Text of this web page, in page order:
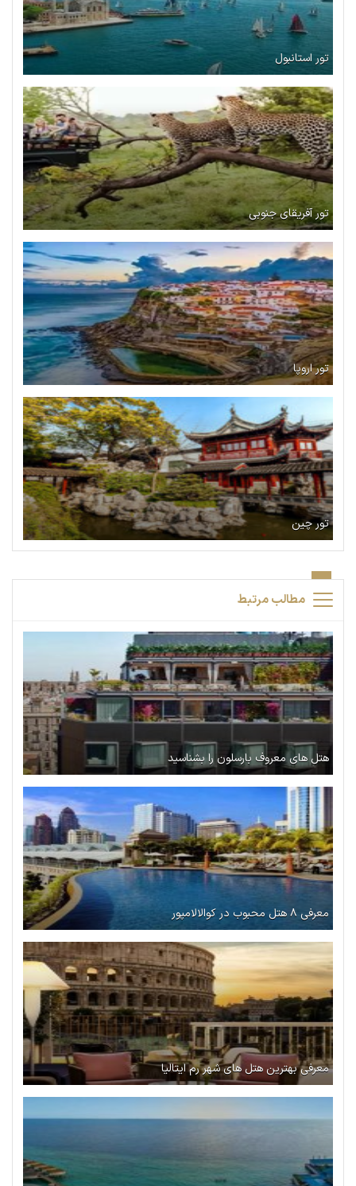
تور استانبول
تور آفریقای جنوبی
تور اروپا
تور چین
مطالب مرتبط
هتل های معروف بارسلون را بشناسید
معرفی ۸ هتل محبوب در کوالالامپور
معرفی بهترین هتل‌ های شهر رم ایتالیا